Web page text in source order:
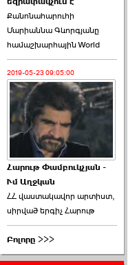
Ռուբեն Ռուբինյանը ›››
2026-06-23 21:28:00
«Ժողովուրդ»-ը
հերթական ›››
2026-06-21 23:00:00
Քանոնահարուհի
Մարիաննա Գևորգյանը
համաշխարհային World
2019-05-23 09:05:00
Հարութ Փամբուկչյան -
Ւմ Աղջկան
ՀՀ վաստակավոր արտիստ,
սիրված երգիչ Հարութ
Բոլորը >>>